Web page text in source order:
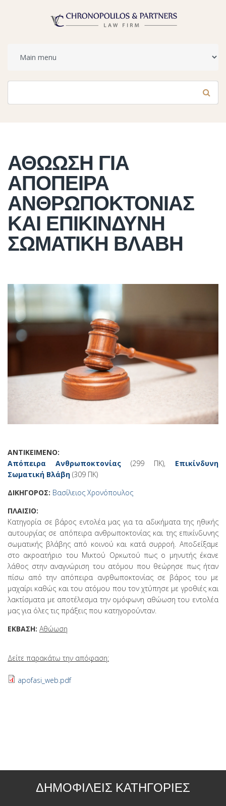
ΑΘΩΩΣΗ ΓΙΑ
ΑΠΟΠΕΙΡΑ
ΑΝΘΡΩΠΟΚΤΟΝΙΑΣ
ΚΑΙ ΕΠΙΚΙΝΔΥΝΗ
ΣΩΜΑΤΙΚΗ ΒΛΑΒΗ
ΑΝΤΙΚΕΙΜΕΝΟ:
Απόπειρα Ανθρωποκτονίας (299 ΠΚ), Επικίνδυνη
Σωματική Βλάβη (309 ΠΚ)
ΔΙΚΗΓΟΡΟΣ: Βασίλειος Χρονόπουλος
ΠΛΑΙΣΙΟ:
Κατηγορία σε βάρος εντολέα μας για τα αδικήματα της ηθικής
αυτουργίας σε απόπειρα ανθρωποκτονίας και της επικίνδυνης
σωματικής βλάβης από κοινού και κατά συρροή. Αποδείξαμε
στο ακροατήριο του Μικτού Ορκωτού πως ο μηνυτής έκανε
λάθος στην αναγνώριση του ατόμου που θεώρησε πως ήταν
πίσω από την απόπειρα ανρθωποκτονίας σε βάρος του με
μαχαίρι καθώς και του ατόμου που τον χτύπησε με γροθιές και
λακτίσματα με αποτέλεσμα την ομόφωνη αθώωση του εντολέα
μας για όλες τις πράξεις που κατηγορούνταν.
ΕΚΒΑΣΗ: Αθώωση
Δείτε παρακάτω την απόφαση:
apofasi_web.pdf
ΔΗΜΟΦΙΛΕΙΣ ΚΑΤΗΓΟΡΙΕΣ